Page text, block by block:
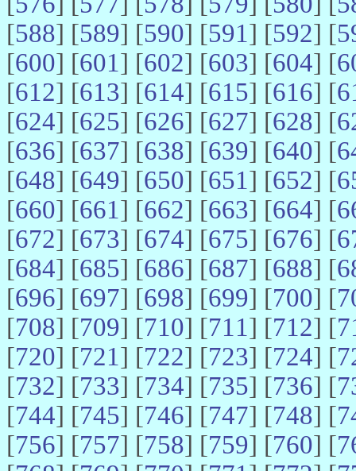
[588] [589] [590] [591] [592] [
[600] [601] [602] [603] [604] [
[612] [613] [614] [615] [616] [
[624] [625] [626] [627] [628] [
[636] [637] [638] [639] [640] [
[648] [649] [650] [651] [652] [
[660] [661] [662] [663] [664] [
[672] [673] [674] [675] [676] [
[684] [685] [686] [687] [688] [
[696] [697] [698] [699] [700] [
[708] [709] [710] [711] [712] [
[720] [721] [722] [723] [724] [
[732] [733] [734] [735] [736] [
[744] [745] [746] [747] [748] [
[756] [757] [758] [759] [760] [